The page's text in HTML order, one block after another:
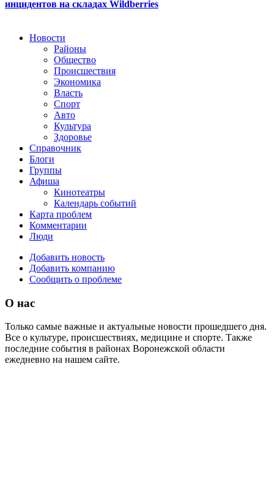
инцидентов на складах Wildberries
Новости
Районы
Общество
Происшествия
Экономика
Власть
Спорт
Авто
Культура
Здоровье
Справочник
Блоги
Группы
Афиша
Кинотеатры
Календарь событий
Карта проблем
Комментарии
Люди
Добавить новость
Добавить компанию
Сообщить о проблеме
О нас
Только самые важные и актуальные новости прошедшего дня.
Все о культуре, происшествиях, медицине и спорте. Также
последние события в районах Воронежской области
ежедневно на нашем сайте.